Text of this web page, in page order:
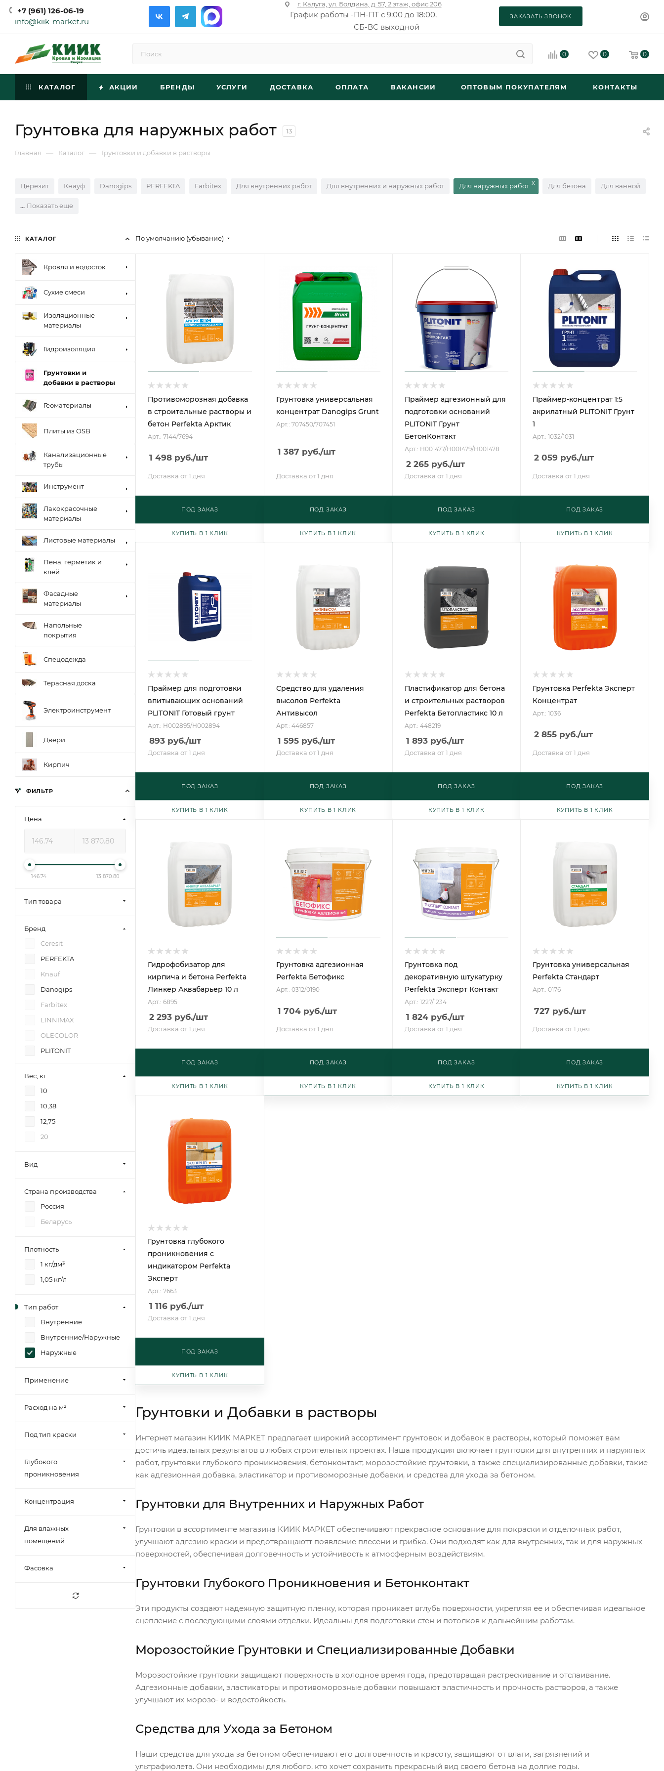
+7 (961) 126-06-19
info@kiik-market.ru
г. Калуга, ул. Болдина, д. 57, 2 этаж, офис 206
График работы -ПН-ПТ с 9:00 до 18:00,
СБ-ВС выходной
ЗАКАЗАТЬ ЗВОНОК
0 0 0
КАТАЛОГ АКЦИИ БРЕНДЫ УСЛУГИ ДОСТАВКА ОПЛАТА ВАКАНСИИ ОПТОВЫМ ПОКУПАТЕЛЯМ КОНТАКТЫ
Грунтовка для наружных работ 13
Главная — Каталог — Грунтовки и добавки в растворы
Церезит Кнауф Danogips PERFEKTA Farbitex Для внутренних работ Для внутренних и наружных работ Для наружных работ Для бетона Для ванной
Показать еще
По умолчанию (убывание)
Противоморозная добавка
в строительные растворы и
бетон Perfekta Арктик
Арт.: 7144/7694
1 498 руб./шт
Доставка от 1 дня
ПОД ЗАКАЗ
КУПИТЬ В 1 КЛИК
Грунтовка универсальная
концентрат Danogips Grunt
Арт.: 707450/707451
1 387 руб./шт
Доставка от 1 дня
ПОД ЗАКАЗ
КУПИТЬ В 1 КЛИК
Праймер адгезионный для
подготовки оснований
PLITONIT Грунт
БетонКонтакт
Арт.: Н001477/Н001479/Н001478
2 265руб./шт
Доставка от 1 дня
ПОД ЗАКАЗ
КУПИТЬ В 1 КЛИК
Праймер-концентрат 1:5
акрилатный PLITONIT Грунт
1
Арт.: 1032/1031
2 059 руб./шт
Доставка от 1 дня
ПОД ЗАКАЗ
КУПИТЬ В 1 КЛИК
Праймер для подготовки
впитывающих оснований
PLITONIT Готовый грунт
Арт.: Н002895/Н002894
893 руб./шт
Доставка от 1 дня
ПОД ЗАКАЗ
КУПИТЬ В 1 КЛИК
Средство для удаления
высолов Perfekta
Антивысол
Арт.: 446857
1 595руб./шт
Доставка от 1 дня
ПОД ЗАКАЗ
КУПИТЬ В 1 КЛИК
Пластификатор для бетона
и строительных растворов
Perfekta Бетопластикc 10 л
Арт.: 448219
1 893руб./шт
Доставка от 1 дня
ПОД ЗАКАЗ
КУПИТЬ В 1 КЛИК
Грунтовка Perfekta Эксперт
Концентрат
Арт.: 1036
2 855 руб./шт
Доставка от 1 дня
ПОД ЗАКАЗ
КУПИТЬ В 1 КЛИК
Гидрофобизатор для
кирпича и бетона Perfekta
Линкер Аквабарьер 10 л
Арт.: 6895
2 293 руб./шт
Доставка от 1 дня
ПОД ЗАКАЗ
КУПИТЬ В 1 КЛИК
Грунтовка адгезионная
Perfekta Бетофикс
Арт.: 0312/0190
1 704руб./шт
Доставка от 1 дня
ПОД ЗАКАЗ
КУПИТЬ В 1 КЛИК
Грунтовка под
декоративную штукатурку
Perfekta Эксперт Контакт
Арт.: 1227/1234
1 824руб./шт
Доставка от 1 дня
ПОД ЗАКАЗ
КУПИТЬ В 1 КЛИК
Грунтовка универсальная
Perfekta Стандарт
Арт.: 0176
727 руб./шт
Доставка от 1 дня
ПОД ЗАКАЗ
КУПИТЬ В 1 КЛИК
Грунтовка глубокого
проникновения с
индикатором Perfekta
Эксперт
Арт.: 7663
1 116 руб./шт
Доставка от 1 дня
ПОД ЗАКАЗ
КУПИТЬ В 1 КЛИК
Грунтовки и Добавки в растворы
Интернет магазин КИИК МАРКЕТ предлагает широкий ассортимент грунтовок и добавок в растворы, который поможет вам
достичь идеальных результатов в любых строительных проектах. Наша продукция включает грунтовки для внутренних и наружных
работ, грунтовки глубокого проникновения, бетонконтакт, морозостойкие грунтовки, а также специализированные добавки, такие
как адгезионная добавка, эластикатор и противоморозные добавки, и средства для ухода за бетоном.
Грунтовки для Внутренних и Наружных Работ
Грунтовки в ассортименте магазина КИИК МАРКЕТ обеспечивают прекрасное основание для покраски и отделочных работ,
улучшают адгезию краски и предотвращаютт появление плесени и грибка. Они подходят как для внутренних, так и для наружных
поверхностей, обеспечивая долговечность и устойчивость к атмосферным воздействиям.
Грунтовки Глубокого Проникновения и Бетонконтакт
Эти продукты создают надежную защитную пленку, которая проникает вглубь поверхности, укрепляя ее и обеспечивая идеальное
сцепление с последующими слоями отделки. Идеальны для подготовки стен и потолков к дальнейшим работам.
Морозостойкие Грунтовки и Специализированные Добавки
Морозостойкие грунтовки защищают поверхность в холодное время года, предотвращая растрескивание и отслаивание.
Адгезионные добавки, эластикаторы и противоморозные добавки повышают эластичность и прочность растворов, а также
улучшают их морозо- и водостойкость.
Средства для Ухода за Бетоном
Наши средства для ухода за бетоном обеспечивают его долговечность и красоту, защищают от влаги, загрязнений и
ультрафиолета. Они необходимы для любого, кто хочет сохранить прекрасный вид своего бетона на долгие годы.
КАТАЛОГ
Кровля и водосток
Сухие смеси
Изоляционные
материалы
Гидроизоляция
Грунтовки и
добавки в растворы
Геоматериалы
Плиты из OSB
Канализационные
трубы
Инструмент
Лакокрасочные
материалы
Листовые материалы
Пена, герметик и
клей
Фасадные
материалы
Напольные
покрытия
Спецодежда
Терасная доска
Электроинструмент
Двери
Кирпич
ФИЛЬТР
Цена
146.74 13 870.80
Тип товара
Бренд
Ceresit
PERFEKTA
Knauf
Danogips
Farbitex
LINNIMAX
OLECOLOR
PLITONIT
Вес, кг
10
10,38
12,75
20
Вид
Страна производства
Россия
Беларусь
Плотность
1 кг/дм³
1,05 кг/л
Тип работ
Внутренние
Внутренние/Наружные
Наружные
Применение
Расход на м²
Под тип краски
Глубокого
проникновения
Концентрация
Для влажных
помещений
Фасовка